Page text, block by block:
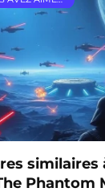
similaires
Phantom